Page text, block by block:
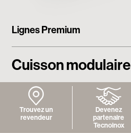
Cuisson modulaire
Lignes Premium
Trouvez un
revendeur
Devenez
partenaire
Tecnoinox